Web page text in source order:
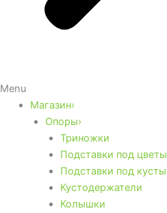
Menu
Магазин›
Опоры›
Триножки
Подставки под цветы
Подставки под кусты
Кустодержатели
Колышки